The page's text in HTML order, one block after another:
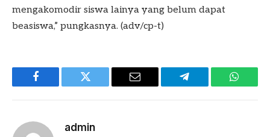
mengakomodir siswa lainya yang belum dapat
beasiswa,” pungkasnya. (adv/cp-t)
Facebook Twitter Email Telegram
admin